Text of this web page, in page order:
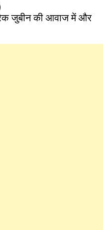
जुबीन की आवाज में और